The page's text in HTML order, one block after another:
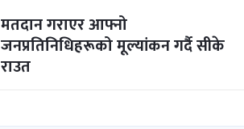
मतदान गराएर आफ्नो
जनप्रतिनिधिहरूको मूल्यांकन गर्दै सीके
राउत